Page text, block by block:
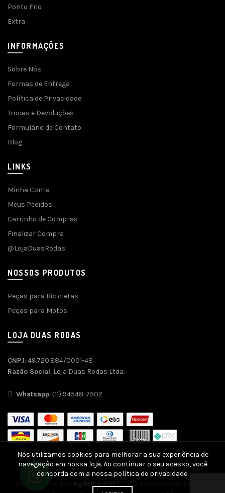
Ponto Frio
Extra
INFORMAÇÕES
Sobre Nós
Formas de Entrega
Política de Privacidade
Trocas e Devoluções
Formulário de Contato
Blog
LINKS
Minha Conta
Meus Pedidos
Carrinho de Compras
Finalizar Compra
@LojaDuasRodas
NOSSOS PRODUTOS
Peças para Bicicletas
Peças para Motos
LOJA DUAS RODAS
CNPJ: 49.720.884/0001-48
Razão Social: Loja Duas Rodas Ltda.
Whatsapp: (11) 94548-7502
Agência SOFT
Nós utilizamos cookies para melhorar a sua experiência de
navegação em nossa loja. Ao continuar o seu acesso, você
concorda com a nossa política de privacidade.